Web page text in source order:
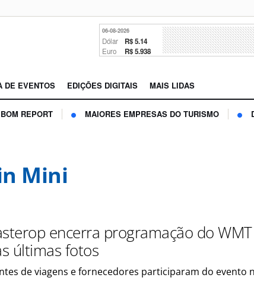
06-08-2026
Dólar R$ 5.14
Euro R$ 5.938
DE EVENTOS EDIÇÕES DIGITAIS MAIS LIDAS
BOM REPORT MAIORES EMPRESAS DO TURISMO
Mini
encerra programação do WMT
últimas fotos
de viagens e fornecedores participaram do evento